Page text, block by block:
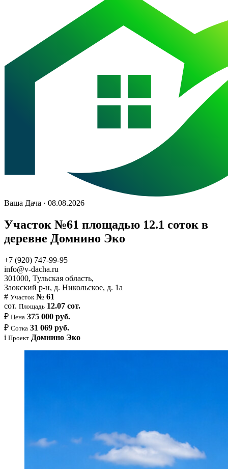
Ваша Дача · 08.08.2026
Участок №61 площадью 12.1 соток в
деревне Домнино Эко
+7 (920) 747-99-95
info@v-dacha.ru
301000, Тульская область,
Заокский р-н, д. Никольское, д. 1а
# Участок № 61
сот. Площадь 12.07 сот.
₽ Цена 375 000 руб.
₽ Сотка 31 069 руб.
i Проект Домнино Эко